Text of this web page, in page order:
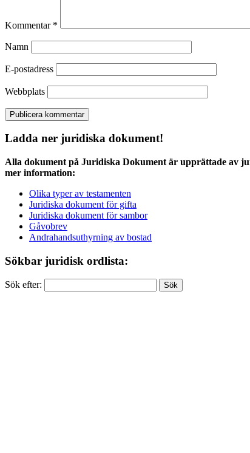
Kommentar *
Namn
E-postadress
Webbplats
Ladda ner juridiska dokument!
Alla dokument på Juridiska Dokument är upprättade av
mer information:
Olika typer av testamenten
Juridiska dokument för gifta
Juridiska dokument för sambor
Gåvobrev
Andrahandsuthyrning av bostad
Sökbar juridisk ordlista:
Sök efter: